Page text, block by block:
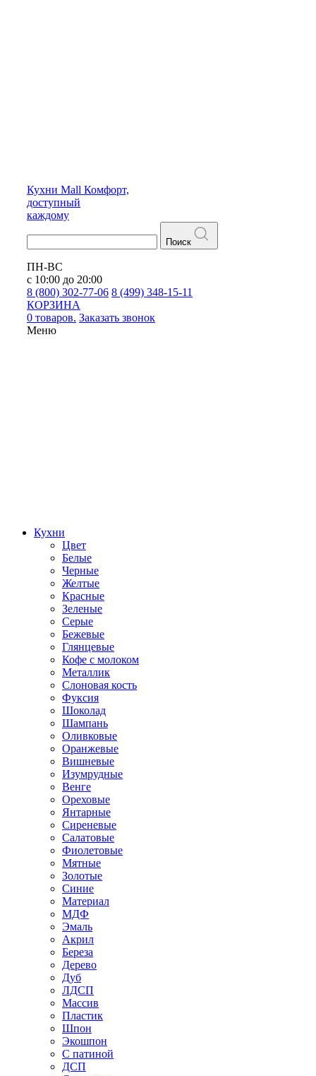
Кухни Mall Комфорт,
доступный
каждому
Поиск
ПН-ВС
с 10:00 до 20:00
8 (800) 302-77-06 8 (499) 348-15-11
КОРЗИНА
0 товаров. Заказать звонок
Меню
Кухни
Цвет
Белые
Черные
Желтые
Красные
Зеленые
Серые
Бежевые
Глянцевые
Кофе с молоком
Металлик
Слоновая кость
Фуксия
Шоколад
Шампань
Оливковые
Оранжевые
Вишневые
Изумрудные
Венге
Ореховые
Янтарные
Сиреневые
Салатовые
Фиолетовые
Мятные
Золотые
Синие
Материал
МДФ
Эмаль
Акрил
Береза
Дерево
Дуб
ЛДСП
Массив
Пластик
Шпон
Экошпон
С патиной
ДСП